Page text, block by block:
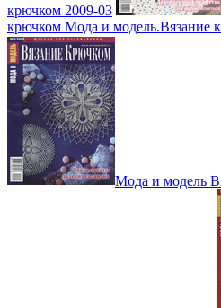
крючком 2009-03
крючком Мода и модель.Вязание
Мода и модель